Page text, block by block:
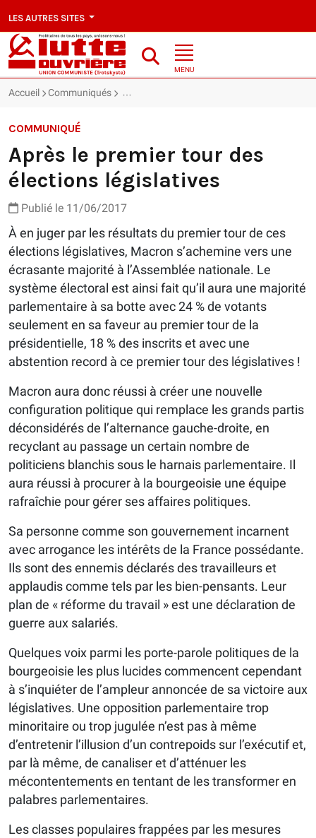
LES AUTRES SITES
MENU
Accueil Communiqués Après le premier tour des élections
COMMUNIQUÉ
Après le premier tour des
élections législatives
Publié le 11/06/2017
À en juger par les résultats du premier tour de ces
élections législatives, Macron s’achemine vers une
écrasante majorité à l’Assemblée nationale. Le
système électoral est ainsi fait qu’il aura une majorité
parlementaire à sa botte avec 24 % de votants
seulement en sa faveur au premier tour de la
présidentielle, 18 % des inscrits et avec une
abstention record à ce premier tour des législatives !
Macron aura donc réussi à créer une nouvelle
configuration politique qui remplace les grands partis
déconsidérés de l’alternance gauche-droite, en
recyclant au passage un certain nombre de
politiciens blanchis sous le harnais parlementaire. Il
aura réussi à procurer à la bourgeoisie une équipe
rafraîchie pour gérer ses affaires politiques.
Sa personne comme son gouvernement incarnent
avec arrogance les intérêts de la France possédante.
Ils sont des ennemis déclarés des travailleurs et
applaudis comme tels par les bien-pensants. Leur
plan de « réforme du travail » est une déclaration de
guerre aux salariés.
Quelques voix parmi les porte-parole politiques de la
bourgeoisie les plus lucides commencent cependant
à s’inquiéter de l’ampleur annoncée de sa victoire aux
législatives. Une opposition parlementaire trop
minoritaire ou trop jugulée n’est pas à même
d’entretenir l’illusion d’un contrepoids sur l’exécutif et,
par là même, de canaliser et d’atténuer les
mécontentements en tentant de les transformer en
palabres parlementaires.
Les classes populaires frappées par les mesures